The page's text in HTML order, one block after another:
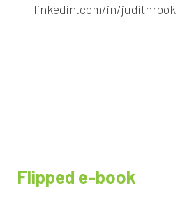
linkedin.com/in/judithrook
Flipped e-book